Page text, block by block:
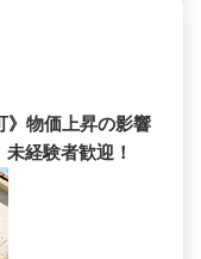
》物価上昇の影響
経験者歓迎！